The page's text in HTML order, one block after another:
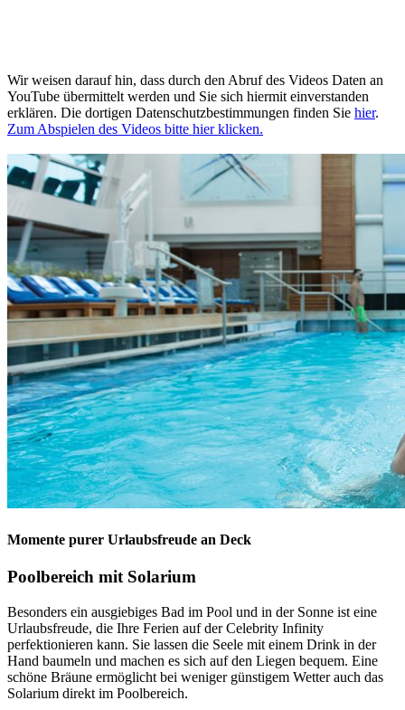
Wir weisen darauf hin, dass durch den Abruf des Videos Daten an
YouTube übermittelt werden und Sie sich hiermit einverstanden
erklären. Die dortigen Datenschutzbestimmungen finden Sie hier.
Zum Abspielen des Videos bitte hier klicken.
Momente purer Urlaubsfreude an Deck
Poolbereich mit Solarium
Besonders ein ausgiebiges Bad im Pool und in der Sonne ist eine
Urlaubsfreude, die Ihre Ferien auf der Celebrity Infinity
perfektionieren kann. Sie lassen die Seele mit einem Drink in der
Hand baumeln und machen es sich auf den Liegen bequem. Eine
schöne Bräune ermöglicht bei weniger günstigem Wetter auch das
Solarium direkt im Poolbereich.